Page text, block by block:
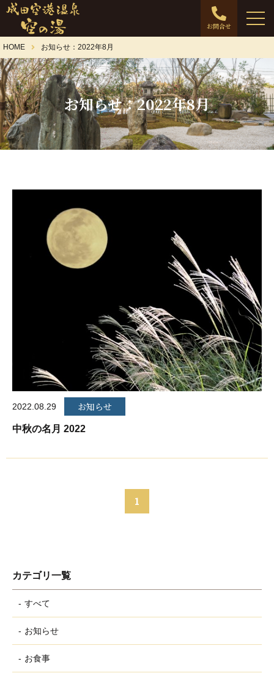
お問合せ
HOME お知らせ：2022年8月
お知らせ：2022年8月
2022.08.29 お知らせ
中秋の名月 2022
1
カテゴリ一覧
すべて
お知らせ
お食事